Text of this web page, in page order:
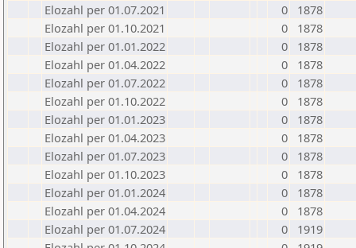
Elozahl per 01.07.2021
0
1878
Elozahl per 01.10.2021
0
1878
Elozahl per 01.01.2022
0
1878
Elozahl per 01.04.2022
0
1878
Elozahl per 01.07.2022
0
1878
Elozahl per 01.10.2022
0
1878
Elozahl per 01.01.2023
0
1878
Elozahl per 01.04.2023
0
1878
Elozahl per 01.07.2023
0
1878
Elozahl per 01.10.2023
0
1878
Elozahl per 01.01.2024
0
1878
Elozahl per 01.04.2024
0
1878
Elozahl per 01.07.2024
0
1919